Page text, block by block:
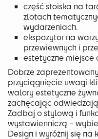
część stoiska na
zlotach
wydarzeniach.
ekspozytor na
przewiewnych i
estetyczne
Dobrze
przyciągnięcie uwagi
walory estetyczne
zachęcając
Zadbaj o stylową i
wystawienniczą –
Design i wyróżnij się na